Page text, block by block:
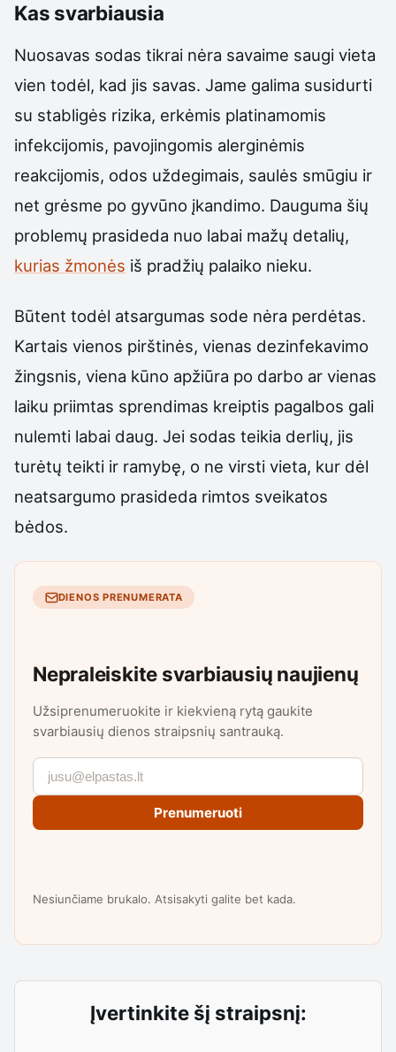
Kas svarbiausia
Nuosavas sodas tikrai nėra savaime saugi vieta
vien todėl, kad jis savas. Jame galima susidurti
su stabligės rizika, erkėmis platinamomis
infekcijomis, pavojingomis alerginėmis
reakcijomis, odos uždegimais, saulės smūgiu ir
net grėsme po gyvūno įkandimo. Dauguma šių
problemų prasideda nuo labai mažų detalių,
kurias žmonės iš pradžių palaiko nieku.
Būtent todėl atsargumas sode nėra perdėtas.
Kartais vienos pirštinės, vienas dezinfekavimo
žingsnis, viena kūno apžiūra po darbo ar vienas
laiku priimtas sprendimas kreiptis pagalbos gali
nulemti labai daug. Jei sodas teikia derlių, jis
turėtų teikti ir ramybę, o ne virsti vieta, kur dėl
neatsargumo prasideda rimtos sveikatos
bėdos.
DIENOS PRENUMERATA
Nepraleiskite svarbiausių naujienų
Užsiprenumeruokite ir kiekvieną rytą gaukite
svarbiausių dienos straipsnių santrauką.
Prenumeruoti
Nesiunčiame brukalo. Atsisakyti galite bet kada.
Įvertinkite šį straipsnį: